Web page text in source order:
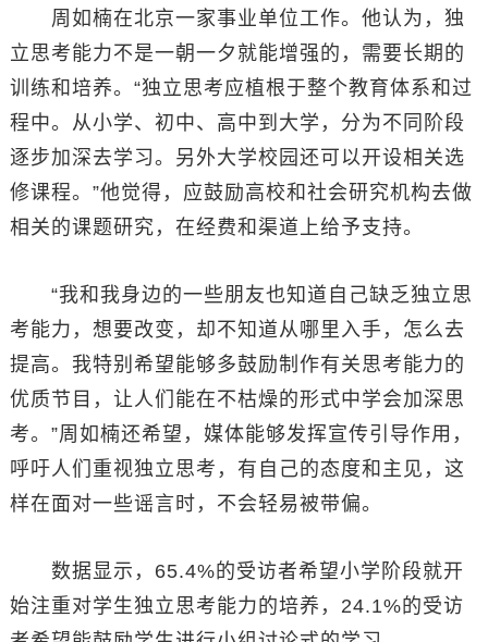
周如楠在北京一家事业单位工作。他认为，独
立思考能力不是一朝一夕就能增强的，需要长期的
训练和培养。“独立思考应植根于整个教育体系和过
程中。从小学、初中、高中到大学，分为不同阶段
逐步加深去学习。另外大学校园还可以开设相关选
修课程。”他觉得，应鼓励高校和社会研究机构去做
相关的课题研究，在经费和渠道上给予支持。
“我和我身边的一些朋友也知道自己缺乏独立思
考能力，想要改变，却不知道从哪里入手，怎么去
提高。我特别希望能够多鼓励制作有关思考能力的
优质节目，让人们能在不枯燥的形式中学会加深思
考。”周如楠还希望，媒体能够发挥宣传引导作用，
呼吁人们重视独立思考，有自己的态度和主见，这
样在面对一些谣言时，不会轻易被带偏。
数据显示，65.4%的受访者希望小学阶段就开
始注重对学生独立思考能力的培养，24.1%的受访